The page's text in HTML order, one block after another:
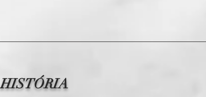
HISTÓRIA